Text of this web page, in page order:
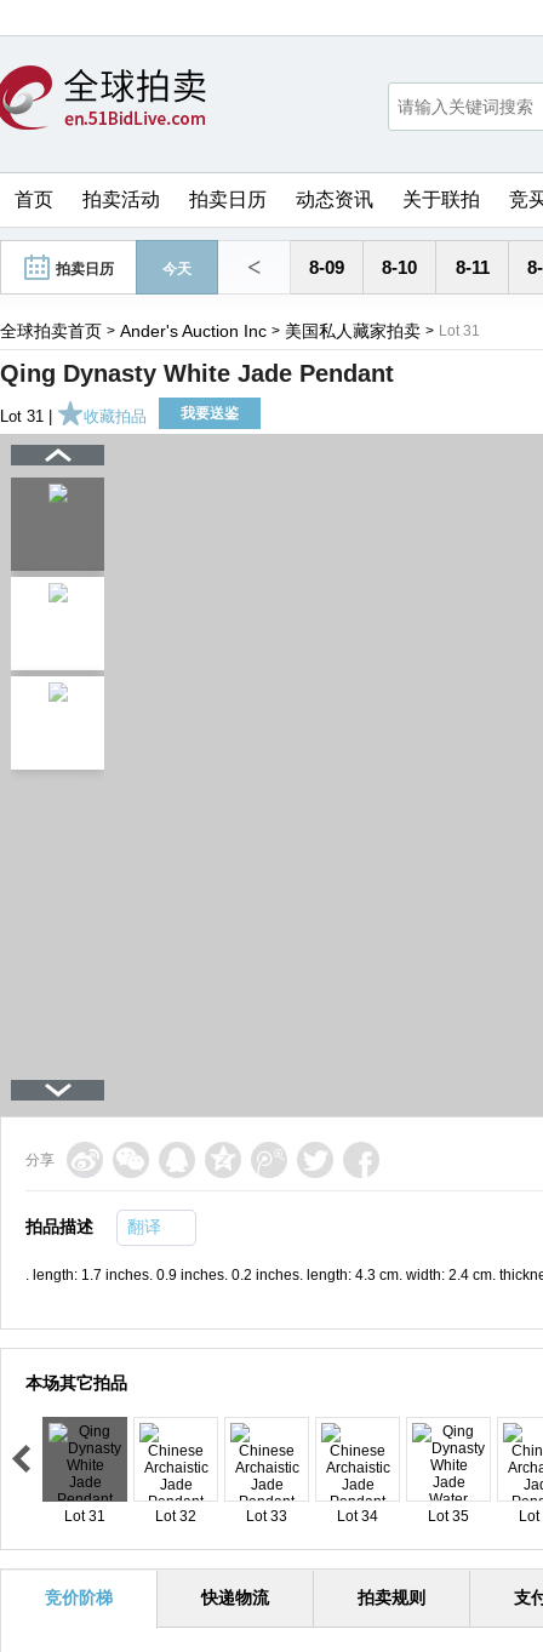
首页 拍卖活动 拍卖日历 动态资讯 关于联拍 竞
拍卖日历 今天 < 8-09 8-10 8-11
全球拍卖首页 > Ander's Auction Inc > 美国私人藏家拍卖 > Lot 31
Qing Dynasty White Jade Pendant
Lot 31 | 收藏拍品 我要送鉴
分享
拍品描述 翻译
. length: 1.7 inches. 0.9 inches. 0.2 inches. length: 4.3 cm. width: 2.4 cm.
本场其它拍品
Lot 31 Lot 32 Lot 33 Lot 34 Lot 35
竞价阶梯 快递物流 拍卖规则 支